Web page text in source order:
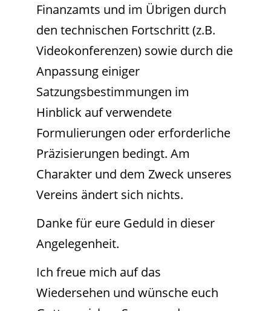
Finanzamts und im Übrigen durch
den technischen Fortschritt (z.B.
Videokonferenzen) sowie durch die
Anpassung einiger
Satzungsbestimmungen im
Hinblick auf verwendete
Formulierungen oder erforderliche
Präzisierungen bedingt. Am
Charakter und dem Zweck unseres
Vereins ändert sich nichts.
Danke für eure Geduld in dieser
Angelegenheit.
Ich freue mich auf das
Wiedersehen und wünsche euch